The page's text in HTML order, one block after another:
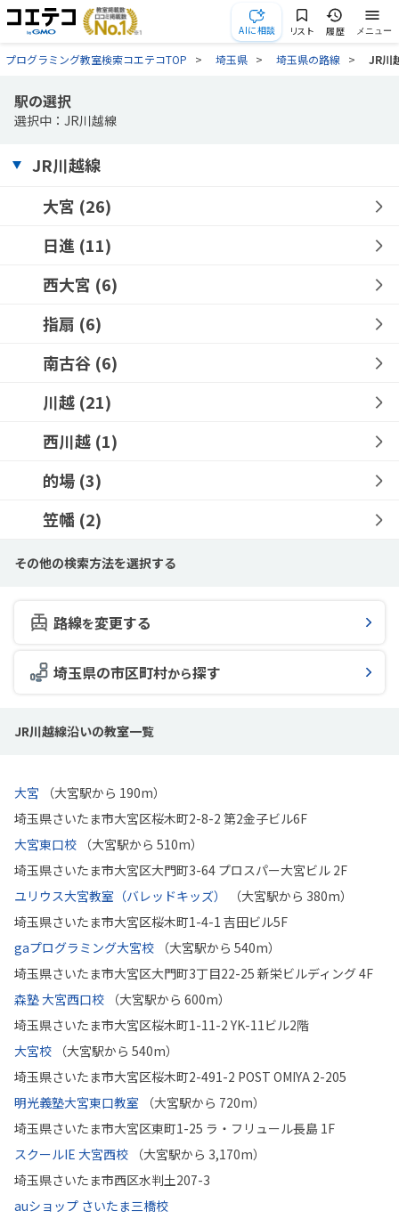
AIに相談 リスト 履歴 メニュー
プログラミング教室検索コエテコTOP 埼玉県 埼玉県の路線 JR川
駅の選択
選択中：JR川越線
JR川越線
大宮 (26)
日進 (11)
西大宮 (6)
指扇 (6)
南古谷 (6)
川越 (21)
西川越 (1)
的場 (3)
笠幡 (2)
その他の検索方法を選択する
路線を変更する
埼玉県の市区町村から探す
JR川越線沿いの教室一覧
大宮
（大宮駅から 190m）
埼玉県さいたま市大宮区桜木町2-8-2 第2金子ビル6F
大宮東口校
（大宮駅から 510m）
埼玉県さいたま市大宮区大門町3-64 プロスパー大宮ビル 2F
ユリウス大宮教室（バレッドキッズ）
（大宮駅から 380m）
埼玉県さいたま市大宮区桜木町1-4-1 吉田ビル5F
gaプログラミング大宮校
（大宮駅から 540m）
埼玉県さいたま市大宮区大門町3丁目22-25 新栄ビルディング 4F
森塾 大宮西口校
（大宮駅から 600m）
埼玉県さいたま市大宮区桜木町1-11-2 YK-11ビル2階
大宮校
（大宮駅から 540m）
埼玉県さいたま市大宮区桜木町2-491-2 POST OMIYA 2-205
明光義塾大宮東口教室
（大宮駅から 720m）
埼玉県さいたま市大宮区東町1-25 ラ・フリュール長島 1F
スクールIE 大宮西校
（大宮駅から 3,170m）
埼玉県さいたま市西区水判土207-3
auショップ さいたま三橋校